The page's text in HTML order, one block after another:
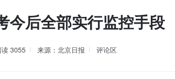
今后全部实行监控手段
读 3055 来源：北京日报 评论区